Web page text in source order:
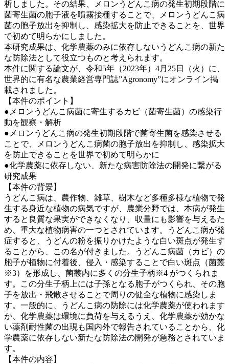
析しました。その結果、メロンうどんこ病の発生初期段階に
菌寄生菌の胞子液を噴霧接種することで、メロンうどんこ病
菌の胞子放出を抑制し、感染拡大を防止できることを、世界
で初めて明らかにしました。
本研究成果は、化学農薬のみに依存しないうどんこ病の新た
な防除法として役立つものと考えられます。
本件に関する論文が、令和5年（2023年）4月25日（火）に、
世界的に有名な農業経営専門誌”Agronomy”にオンライン掲
載されました。
【本件のポイント】
●メロンうどんこ病菌に寄生するカビ（菌寄生菌）の感染行
動を観察・解析
●メロンうどんこ病の発生初期段階で菌寄生菌を感染させる
ことで、メロンうどんこ病菌の胞子放出を抑制し、感染拡大
を防止できることを世界で初めて明らかに
●化学農薬に依存しない、新たな病害防除法の開発に繋がる
研究成果
【本件の背景】
うどんこ病は、農作物、雑草、樹木など多種多様な植物で発
生する身近な植物の病気ですが、農業分野では、本病が発生
すると良質な果実ができなくなり、収量にも影響を与えるた
め、重大な植物病害の一つとされています。うどんこ病が発
症すると、うどんの粉を振りかけたような白い斑点が発生す
ることから、この名が付きました。うどんこ病菌（カビ）の
胞子が植物に付着後、侵入・感染することで白い斑点（菌叢
※3）を形成し、菌叢内に多くの分生子柄※4 がつくられま
す。この分生子柄上には子孫となる胞子がつくられ、その胞
子を放出・飛散させることで周りの健全な植物に感染しま
す。一般的に、うどんこ病の防除には化学農薬が使われます
が、化学農薬は環境に負荷を与えるうえ、化学農薬が効かな
い薬剤耐性菌の出現も国内外で報告されていることから、化
学農薬に依存しない新たな防除法の開発が急務とされていま
す。
【本件の内容】